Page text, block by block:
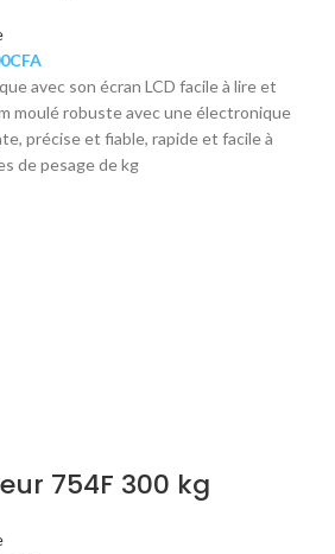
CFA
avec son écran LCD facile à lire et
moulé robuste avec une électronique
précise et fiable, rapide et facile à
de pesage de kg
754F 300 kg